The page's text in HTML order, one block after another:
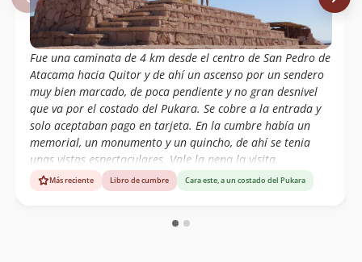
Fue una caminata de 4 km desde el centro de San Pedro de
Atacama hacia Quitor y de ahí un ascenso por un sendero
muy bien marcado, de poca pendiente y no gran desnivel
que va por el costado del Pukara. Se cobre a la entrada y
solo aceptaban pago en tarjeta. En la cumbre había un
memorial, un monumento y un quincho, de ahí se tenia
unas vistas espectaculares. Vale la pena la visita.
Más reciente Libro de cumbre Cara este, a un costado del Pukara